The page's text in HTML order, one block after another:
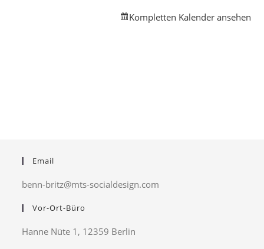
Kompletten Kalender ansehen
Email
benn-britz@mts-socialdesign.com
Vor-Ort-Büro
Hanne Nüte 1, 12359 Berlin